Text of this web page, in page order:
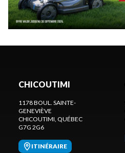
CHICOUTIMI
1178 BOUL. SAINTE-
GENEVIÈVE
CHICOUTIMI, QUÉBEC
G7G 2G6
ITINÉRAIRE